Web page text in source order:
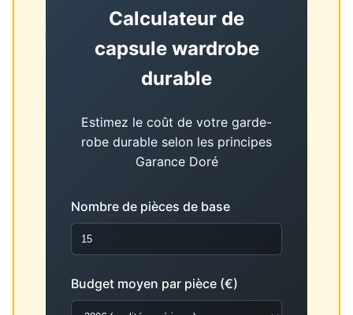
Calculateur de
capsule wardrobe
durable
Estimez le coût de votre garde-
robe durable selon les principes
Garance Doré
Nombre de pièces de base
Budget moyen par pièce (€)